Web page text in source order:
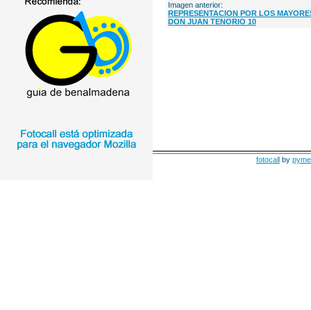
Imagen anterior:
REPRESENTACION POR LOS
DON JUAN TENORIO 10
fotocall by